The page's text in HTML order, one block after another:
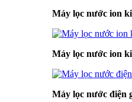
Máy lọc nước ion
Máy lọc nước ion
Máy lọc nước điện